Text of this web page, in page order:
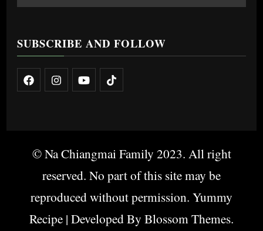
SUBSCRIBE AND FOLLOW
© Na Chiangmai Family 2023. All right
reserved. No part of this site may be
reproduced without permission. Yummy
Recipe | Developed By Blossom Themes.